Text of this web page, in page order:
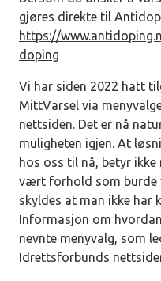
gjøres direkte til
https://
doping
Vi har siden 2022 hatt
MittVarsel via
nettsiden. Det er nå
muligheten igjen. At
hos oss til nå, betyr
vært forhold som burde
skyldes at man ikke har
Informasjon om
nevnte menyvalg, som
Idrettsforbunds